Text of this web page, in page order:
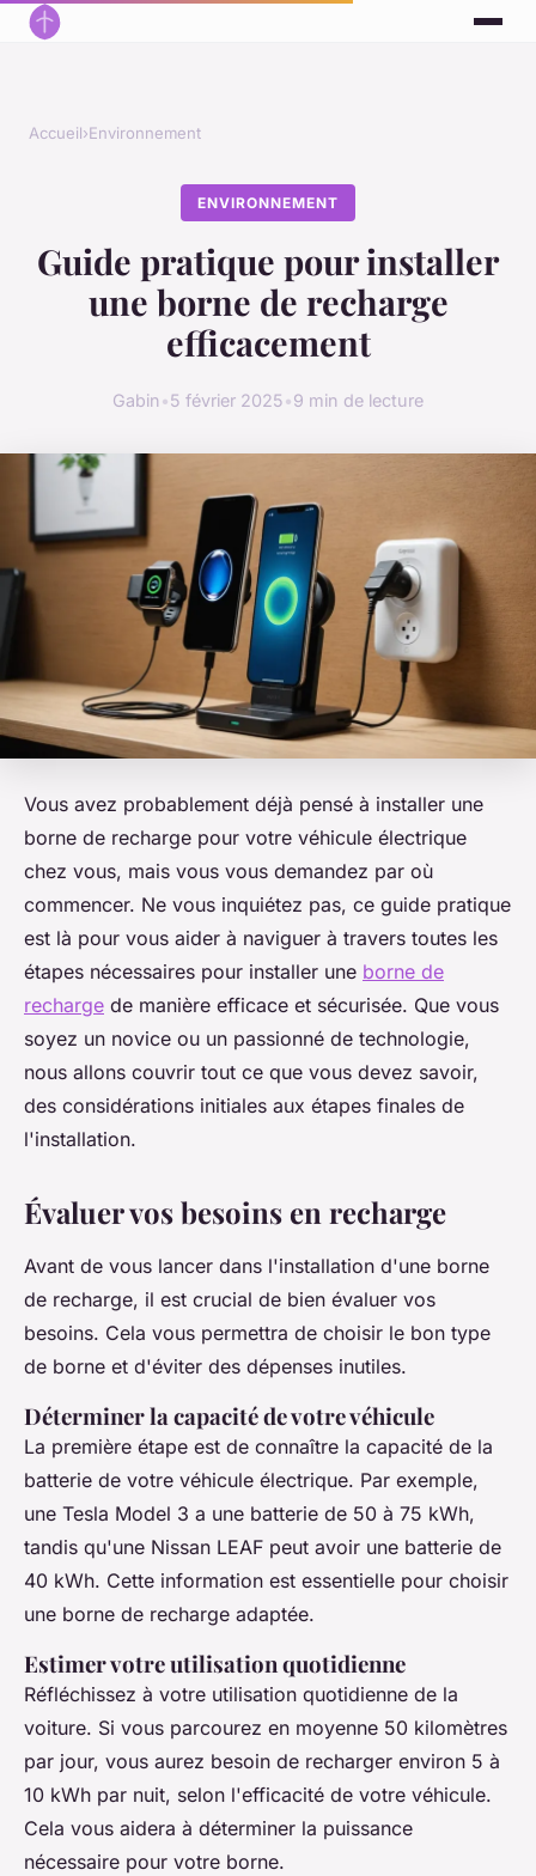
Accueil›Environnement
ENVIRONNEMENT
Guide pratique pour installer
une borne de recharge
efficacement
Gabin•5 février 2025•9 min de lecture
Vous avez probablement déjà pensé à installer une
borne de recharge pour votre véhicule électrique
chez vous, mais vous vous demandez par où
commencer. Ne vous inquiétez pas, ce guide pratique
est là pour vous aider à naviguer à travers toutes les
étapes nécessaires pour installer une borne de
recharge de manière efficace et sécurisée. Que vous
soyez un novice ou un passionné de technologie,
nous allons couvrir tout ce que vous devez savoir,
des considérations initiales aux étapes finales de
l'installation.
Évaluer vos besoins en recharge
Avant de vous lancer dans l'installation d'une borne
de recharge, il est crucial de bien évaluer vos
besoins. Cela vous permettra de choisir le bon type
de borne et d'éviter des dépenses inutiles.
Déterminer la capacité de votre véhicule
La première étape est de connaître la capacité de la
batterie de votre véhicule électrique. Par exemple,
une Tesla Model 3 a une batterie de 50 à 75 kWh,
tandis qu'une Nissan LEAF peut avoir une batterie de
40 kWh. Cette information est essentielle pour choisir
une borne de recharge adaptée.
Estimer votre utilisation quotidienne
Réfléchissez à votre utilisation quotidienne de la
voiture. Si vous parcourez en moyenne 50 kilomètres
par jour, vous aurez besoin de recharger environ 5 à
10 kWh par nuit, selon l'efficacité de votre véhicule.
Cela vous aidera à déterminer la puissance
nécessaire pour votre borne.